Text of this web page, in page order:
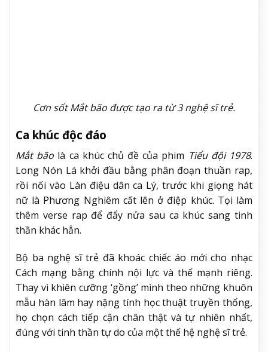
Cơn sốt Mắt bão được tạo ra từ 3 nghệ sĩ trẻ.
Ca khúc độc đáo
Mắt bão là ca khúc chủ đề của phim Tiểu đội 1978.
Long Nón Lá khởi đầu bằng phân đoạn thuần rap,
rồi nối vào Làn điệu dân ca Lý, trước khi giọng hát
nữ là Phương Nghiêm cất lên ở điệp khúc. Tọi làm
thêm verse rap để đẩy nửa sau ca khúc sang tinh
thần khác hẳn.
Bộ ba nghệ sĩ trẻ đã khoác chiếc áo mới cho nhạc
Cách mạng bằng chính nội lực và thế mạnh riêng.
Thay vì khiên cưỡng ‘gồng’ mình theo những khuôn
mẫu hàn lâm hay nặng tính học thuật truyền thống,
họ chọn cách tiếp cận chân thật và tự nhiên nhất,
đúng với tinh thần tự do của một thế hệ nghệ sĩ trẻ.